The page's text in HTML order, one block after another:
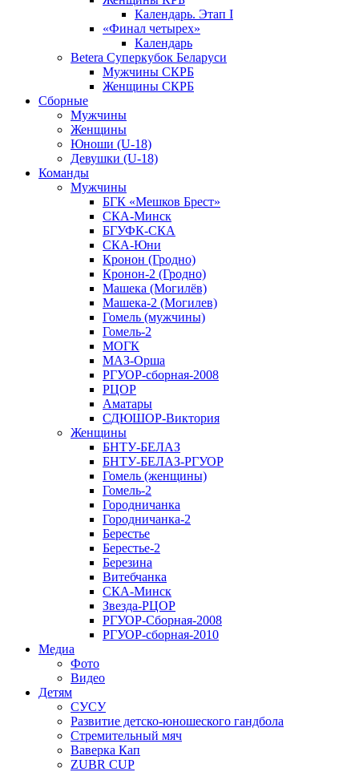
Календарь. Этап I
«Финал четырех»
Календарь
Betera Суперкубок Беларуси
Мужчины СКРБ
Женщины СКРБ
Сборные
Мужчины
Женщины
Юноши (U-18)
Девушки (U-18)
Команды
Мужчины
БГК «Мешков Брест»
СКА-Минск
БГУФК-СКА
СКА-Юни
Кронон (Гродно)
Кронон-2 (Гродно)
Машека (Могилёв)
Машека-2 (Могилев)
Гомель (мужчины)
Гомель-2
МОГК
МАЗ-Орша
РГУОР-сборная-2008
РЦОР
Аматары
СДЮШОР-Виктория
Женщины
БНТУ-БЕЛАЗ
БНТУ-БЕЛАЗ-РГУОР
Гомель (женщины)
Гомель-2
Городничанка
Городничанка-2
Берестье
Берестье-2
Березина
Витебчанка
СКА-Минск
Звезда-РЦОР
РГУОР-Сборная-2008
РГУОР-сборная-2010
Медиа
Фото
Видео
Детям
СУСУ
Развитие детско-юношеского гандбола
Стремительный мяч
Ваверка Кап
ZUBR CUP